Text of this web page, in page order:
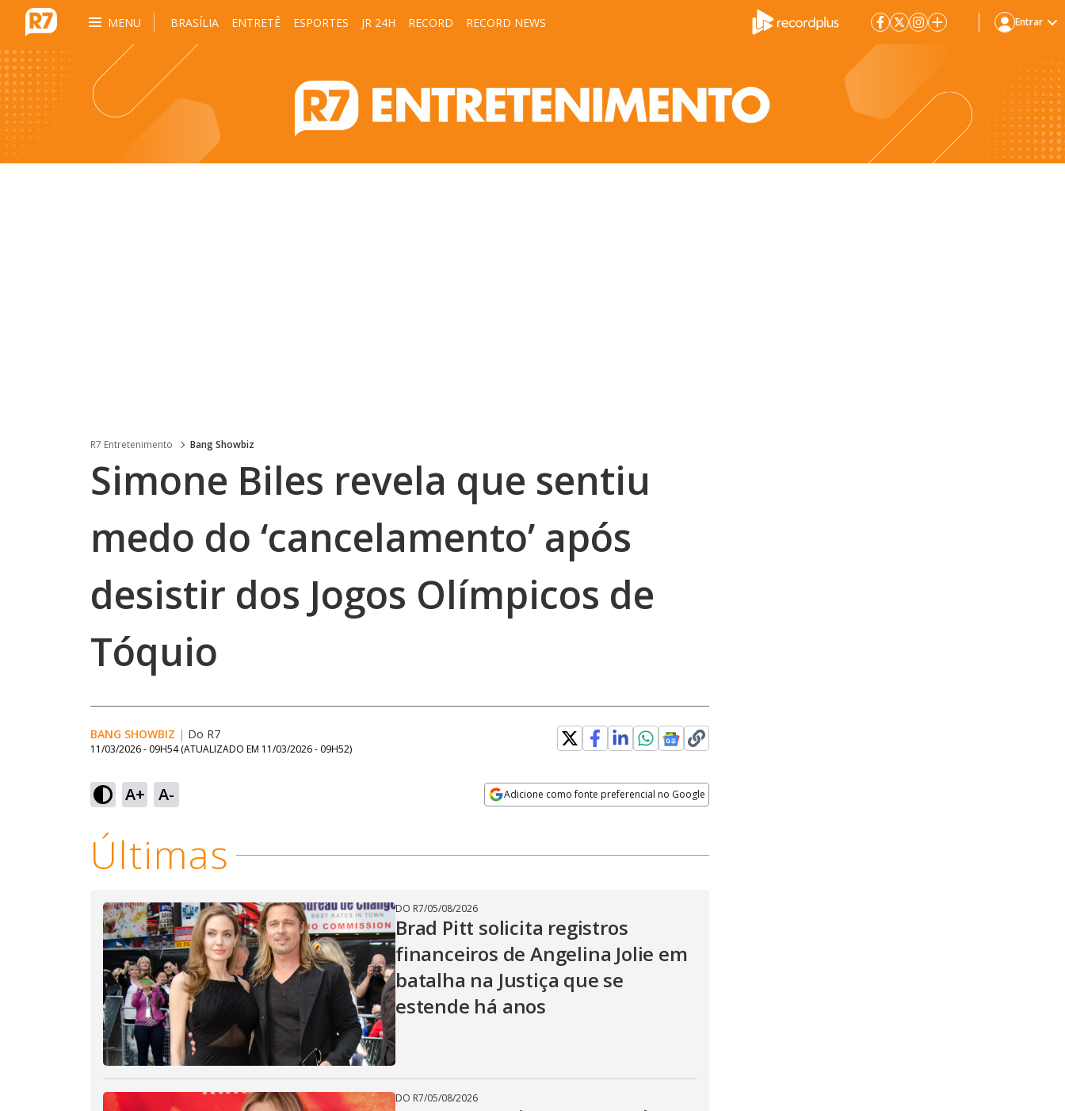
MENU BRASÍLIA ENTRETÊ ESPORTES JR 24H RECORD RECORD NEWS Entrar
R7 Entretenimento Bang Showbiz
Simone Biles revela que sentiu
medo do ‘cancelamento’ após
desistir dos Jogos Olímpicos de
Tóquio
BANG SHOWBIZ | Do R7
11/03/2026 - 09H54 (ATUALIZADO EM 11/03/2026 - 09H52)
A+ A- Adicione como fonte preferencial no Google
Ativar
Som
Velocidade
Últimas
DO R7/05/08/2026
Brad Pitt solicita registros
financeiros de Angelina Jolie em
batalha na Justiça que se
estende há anos
DO R7/05/08/2026